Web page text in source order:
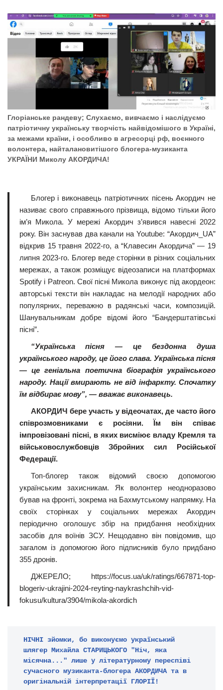
Глоріанське рандеву; Слухаємо, вивчаємо і наслідуємо
патріотичну українську творчість найвідомішого в Україні,
за межами країни, і особливо в агресорці рф, воєнного
волонтера, найталановитішого блогера-музиканта
УКРАЇНИ Миколу АКОРДИЧА!
Блогер і виконавець патріотичних пісень Акордич не
називає свого справжнього прізвища, відомо тільки його
ім’я Микола. У мережі Акордич з’явився навесні 2022
року. Він заснував два канали на Youtube: “Акордич_UA”
відкрив 15 травня 2022-го, а “Клавесин Акордича” — 19
липня 2023-го. Блогер веде сторінки в різних соціальних
мережах, а також розміщує відеозаписи на платформах
Spotify і Patreon. Свої пісні Микола виконує під акордеон:
авторські тексти він накладає на мелодії народних або
популярних, переважно в радянські часи, композицій.
Шанувальникам добре відомі його “Бандерштатівські
пісні”.
“Українська пісня — це бездонна душа
українського народу, це його слава. Українська пісня
— це геніальна поетична біографія українського
народу. Нації вмирають не від інфаркту. Спочатку
їм відбирає мову”, — вважає виконавець.
АКОРДИЧ бере участь у відеочатах, де часто його
співрозмовниками є росіяни. Їм він співає
імпровізовані пісні, в яких висміює владу Кремля та
військовослужбовців Збройних сил Російської
Федерації.
Топ-блогер також відомий своєю допомогою
українським захисникам. Як волонтер неодноразово
бував на фронті, зокрема на Бахмутському напрямку. На
своїх сторінках у соціальних мережах Акордич
періодично оголошує збір на придбання необхідних
засобів для воїнів ЗСУ. Нещодавно він повідомив, що
загалом із допомогою його підписників було придбано
355 дронів.
ДЖЕРЕЛО; https://focus.ua/uk/ratings/667871-top-
blogeriv-ukrajini-2024-reyting-naykrashchih-vid-
fokusu/kultura/3904/mikola-akordich
НІЧНІ зйомки, бо виконуємо український
шлягер Михайла СТАРИЦЬКОГО "Ніч, яка
місячна..." лише у літературному переспіві
сучасного музиканта-блогера АКОРДИЧА та в
оригінальній інтерпретації ГЛОРІЇ!